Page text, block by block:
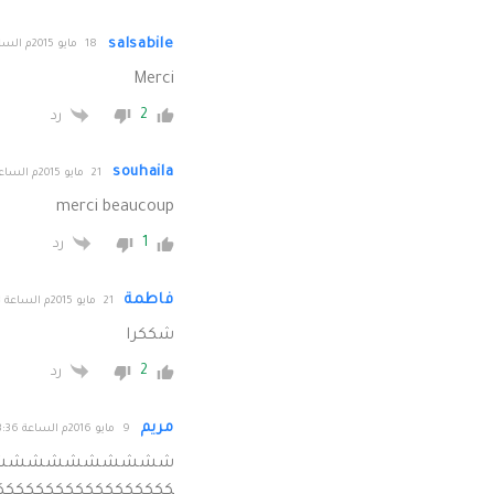
salsabile 18 مايو 2015م الساعة 22:04
Merci
2 رد
souhaila 21 مايو 2015م الساعة 11:01
merci beaucoup
1 رد
فاطمة 21 مايو 2015م الساعة 11:08
شككرا
2 رد
مريم 9 مايو 2016م الساعة 13:36